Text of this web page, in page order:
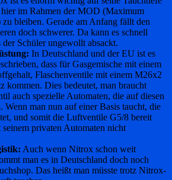
im Rahmen der MOD (Maximum
bleiben. Gerade am Anfang fällt den
doch schwerer. Da kann es schnell
der Schüler ungewollt absackt.
In Deutschland und der EU ist es
dass für Gasgemische mit einem
Flaschenventile mit einem M26x2
kommen. Dies bedeutet, man braucht
auch spezielle Automaten, die auf diesen
Wenn man nun auf einer Basis taucht, die
und somit die Luftventile G5/8 bereit
privaten Automaten nicht
Auch wenn Nitrox schon weit
man es in Deutschland doch noch
Das heißt man müsste trotz Nitrox-